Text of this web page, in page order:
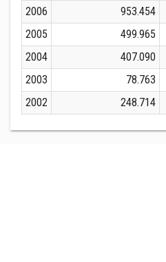
2006
953.454
2005
499.965
2004
407.090
2003
78.763
2002
248.714